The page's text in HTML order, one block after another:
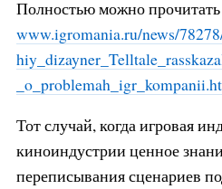
Полностью можно прочитать
www.igromania.ru/news/
Тот случай, когда игровая
киноиндустрии ценное
переписывания сценариев